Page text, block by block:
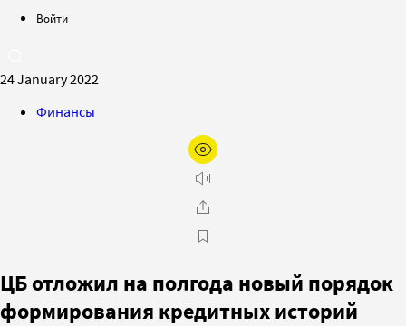
Войти
24 January 2022
Финансы
ЦБ отложил на полгода новый порядок
формирования кредитных историй